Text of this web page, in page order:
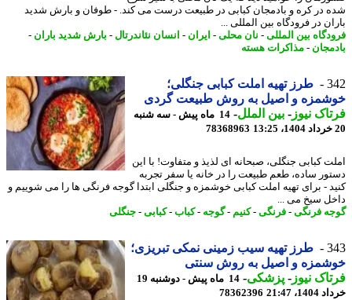
در کره و بادمجان کبابی در طبیعت درست می کند. - طوفان و بارش شدید
در فرودگاه بین المللی ...
بین المللی-نان محلی-ایران - انسان نئاندرتال-بارش شدید باران-
-مذاکرات هسته
طرز تهیه املت کبابی جنگلی؛
و اصیل به روش طبیعت گردی
نیوز-بین الملل-
14 ماه پیش - سه شنبه
78368963
کبابی جنگلی، صبحانه ای لذیذ و متفاوت! با این
ساده، طعم طبیعت را در خانه یا سفر تجربه
- برای تهیه املت کبابی خوشمزه و جنگلی ابتدا گوجه فرنگی ها را می شوییم و
سیخ می ...
فرنگی -فرنگی -کنیم-گوجه-کباب-کبابی-جنگلی
طرز تهیه سیب زمینی نمکی تبریزی؛
و اصیل به روش سنتی
نیوز-پزشکی-
14 ماه پیش - دوشنبه 19
21:47
78362396